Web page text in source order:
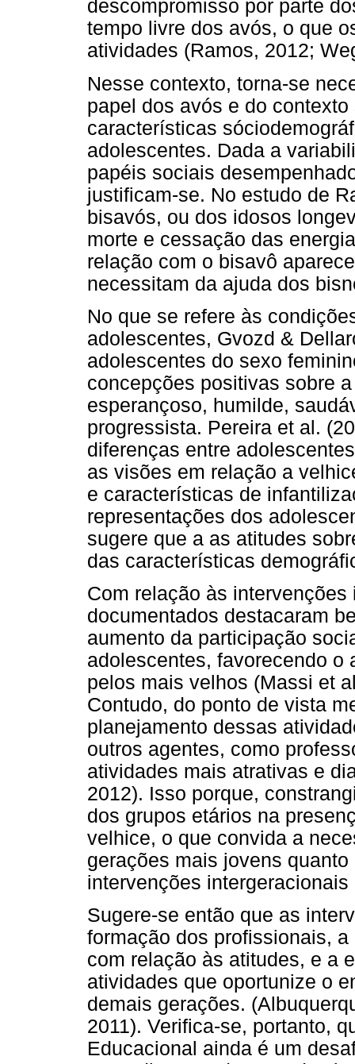
descompromisso por parte
tempo livre dos avós, o que
atividades (Ramos, 2012;
Nesse contexto, torna-se
papel dos avós e do
características
adolescentes. Dada a
papéis sociais
justificam-se. No estudo de
bisavós, ou dos idosos
morte e cessação das
relação com o bisavô
necessitam da ajuda dos
No que se refere às
adolescentes, Gvozd &
adolescentes do sexo
concepções positivas sobre
esperançoso, humilde,
progressista. Pereira et al.
diferenças entre
as visões em relação a
e características de
representações dos
sugere que a as atitudes
das características
Com relação às
documentados destacaram
aumento da participação
adolescentes, favorecendo o
pelos mais velhos (Massi et
Contudo, do ponto de vista
planejamento dessas
outros agentes, como
atividades mais atrativas e
2012). Isso porque,
dos grupos etários na
velhice, o que convida a
gerações mais jovens
intervenções
Sugere-se então que as
formação dos profissionais,
com relação às atitudes, e a
atividades que oportunize o
demais gerações.
2011). Verifica-se, portanto,
Educacional ainda é um